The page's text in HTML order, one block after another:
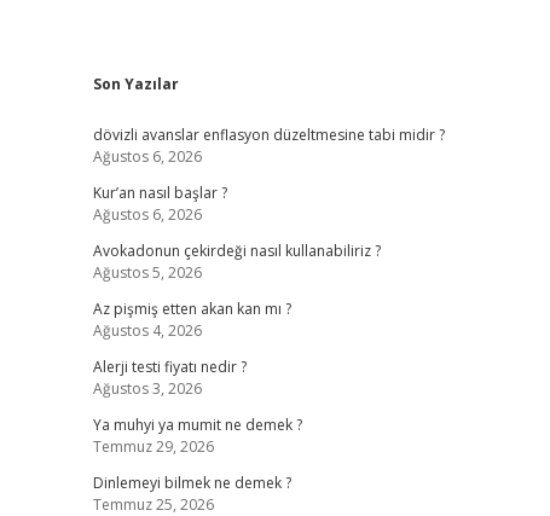
Sidebar
Son Yazılar
dövizli avanslar enflasyon düzeltmesine tabi midir ?
Ağustos 6, 2026
Kur’an nasıl başlar ?
Ağustos 6, 2026
Avokadonun çekirdeği nasıl kullanabiliriz ?
Ağustos 5, 2026
Az pişmiş etten akan kan mı ?
Ağustos 4, 2026
Alerji testi fiyatı nedir ?
Ağustos 3, 2026
Ya muhyi ya mumit ne demek ?
Temmuz 29, 2026
Dinlemeyi bilmek ne demek ?
Temmuz 25, 2026